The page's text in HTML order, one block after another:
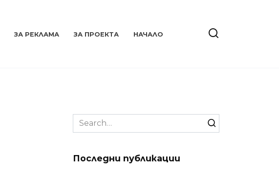
ЗА РЕКЛАМА ЗА ПРОЕКТА НАЧАЛО
Search
for:
Последни публикации